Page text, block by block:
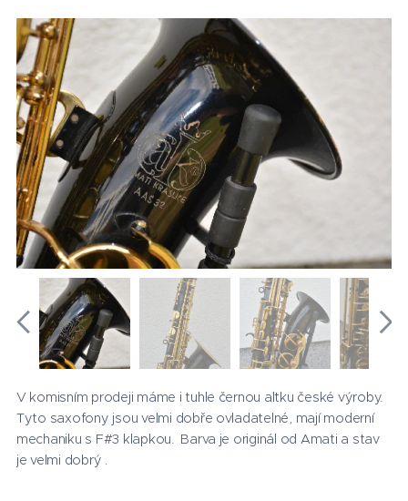
V komisním prodeji máme i tuhle černou altku české výroby.
Tyto saxofony jsou velmi dobře ovladatelné, mají moderní
mechaniku s F#3 klapkou. Barva je originál od Amati a stav
je velmi dobrý .